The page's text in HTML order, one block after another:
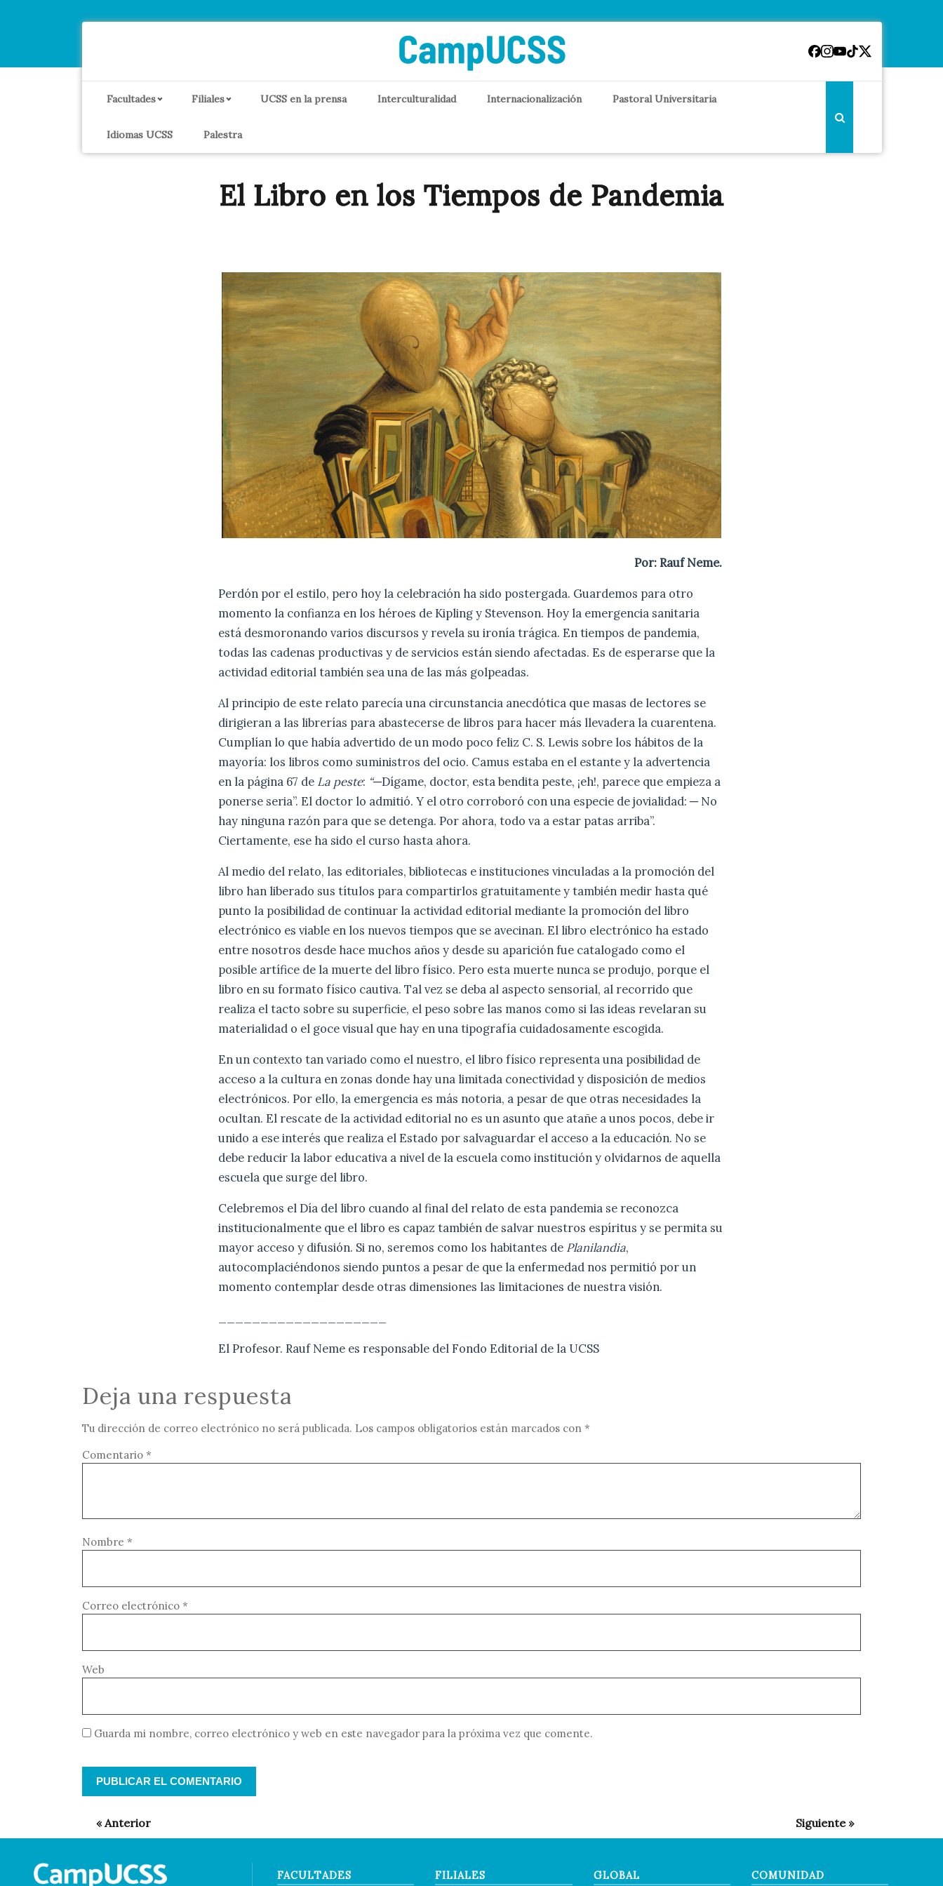
Facultades Filiales UCSS en la prensa Interculturalidad Internacionalización Pastoral Universitaria
Idiomas UCSS Palestra
El Libro en los Tiempos de Pandemia
Por: Rauf Neme.
Perdón por el estilo, pero hoy la celebración ha sido postergada. Guardemos para otro
momento la confianza en los héroes de Kipling y Stevenson. Hoy la emergencia sanitaria
está desmoronando varios discursos y revela su ironía trágica. En tiempos de pandemia,
todas las cadenas productivas y de servicios están siendo afectadas. Es de esperarse que la
actividad editorial también sea una de las más golpeadas.
Al principio de este relato parecía una circunstancia anecdótica que masas de lectores se
dirigieran a las librerías para abastecerse de libros para hacer más llevadera la cuarentena.
Cumplían lo que había advertido de un modo poco feliz C. S. Lewis sobre los hábitos de la
mayoría: los libros como suministros del ocio. Camus estaba en el estante y la advertencia
en la página 67 de La peste: “─Dígame, doctor, esta bendita peste, ¡eh!, parece que empieza a
ponerse seria”. El doctor lo admitió. Y el otro corroboró con una especie de jovialidad: ─ No
hay ninguna razón para que se detenga. Por ahora, todo va a estar patas arriba”.
Ciertamente, ese ha sido el curso hasta ahora.
Al medio del relato, las editoriales, bibliotecas e instituciones vinculadas a la promoción del
libro han liberado sus títulos para compartirlos gratuitamente y también medir hasta qué
punto la posibilidad de continuar la actividad editorial mediante la promoción del libro
electrónico es viable en los nuevos tiempos que se avecinan. El libro electrónico ha estado
entre nosotros desde hace muchos años y desde su aparición fue catalogado como el
posible artífice de la muerte del libro físico. Pero esta muerte nunca se produjo, porque el
libro en su formato físico cautiva. Tal vez se deba al aspecto sensorial, al recorrido que
realiza el tacto sobre su superficie, el peso sobre las manos como si las ideas revelaran su
materialidad o el goce visual que hay en una tipografía cuidadosamente escogida.
En un contexto tan variado como el nuestro, el libro físico representa una posibilidad de
acceso a la cultura en zonas donde hay una limitada conectividad y disposición de medios
electrónicos. Por ello, la emergencia es más notoria, a pesar de que otras necesidades la
ocultan. El rescate de la actividad editorial no es un asunto que atañe a unos pocos, debe ir
unido a ese interés que realiza el Estado por salvaguardar el acceso a la educación. No se
debe reducir la labor educativa a nivel de la escuela como institución y olvidarnos de aquella
escuela que surge del libro.
Celebremos el Día del libro cuando al final del relato de esta pandemia se reconozca
institucionalmente que el libro es capaz también de salvar nuestros espíritus y se permita su
mayor acceso y difusión. Si no, seremos como los habitantes de Planilandia,
autocomplaciéndonos siendo puntos a pesar de que la enfermedad nos permitió por un
momento contemplar desde otras dimensiones las limitaciones de nuestra visión.
El Profesor. Rauf Neme es responsable del Fondo Editorial de la UCSS
Deja una respuesta
Tu dirección de correo electrónico no será publicada. Los campos obligatorios están marcados con *
Comentario *
Nombre *
Correo electrónico *
Web
Guarda mi nombre, correo electrónico y web en este navegador para la próxima vez que comente.
FACULTADES FILIALES GLOBAL COMUNIDAD